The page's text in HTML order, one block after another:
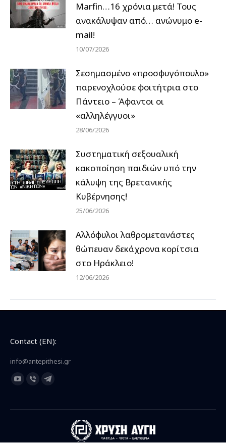
Marfin…16 χρόνια μετά! Τους
ανακάλυψαν από… ανώνυμο e-
mail!
10/07/2026
Σεσημασμένο «προσφυγόπουλο»
παρενοχλούσε φοιτήτρια στο
Πάντειο – Άφαντοι οι
«αλληλέγγυοι»
28/06/2026
Συστηματική σεξουαλική
κακοποίηση παιδιών υπό την
κάλυψη της Βρετανικής
Κυβέρνησης!
25/06/2026
Αλλόφυλοι λαθρομετανάστες
θώπευαν δεκάχρονα κορίτσια
στο Ηράκλειο!
12/06/2026
Contact (EN):
info@antepithesi.gr
Find us on:
YouTube
opens
Viber
opens
Telegram
opens